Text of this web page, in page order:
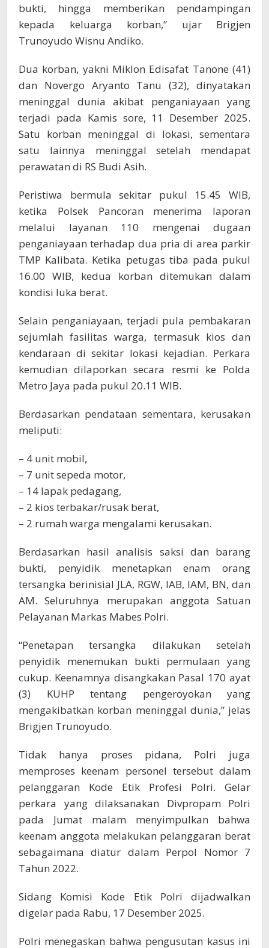
bukti, hingga memberikan pendampingan
kepada keluarga korban,” ujar Brigjen
Trunoyudo Wisnu Andiko.
Dua korban, yakni Miklon Edisafat Tanone (41)
dan Novergo Aryanto Tanu (32), dinyatakan
meninggal dunia akibat penganiayaan yang
terjadi pada Kamis sore, 11 Desember 2025.
Satu korban meninggal di lokasi, sementara
satu lainnya meninggal setelah mendapat
perawatan di RS Budi Asih.
Peristiwa bermula sekitar pukul 15.45 WIB,
ketika Polsek Pancoran menerima laporan
melalui layanan 110 mengenai dugaan
penganiayaan terhadap dua pria di area parkir
TMP Kalibata. Ketika petugas tiba pada pukul
16.00 WIB, kedua korban ditemukan dalam
kondisi luka berat.
Selain penganiayaan, terjadi pula pembakaran
sejumlah fasilitas warga, termasuk kios dan
kendaraan di sekitar lokasi kejadian. Perkara
kemudian dilaporkan secara resmi ke Polda
Metro Jaya pada pukul 20.11 WIB.
Berdasarkan pendataan sementara, kerusakan
meliputi:
– 4 unit mobil,
– 7 unit sepeda motor,
– 14 lapak pedagang,
– 2 kios terbakar/rusak berat,
– 2 rumah warga mengalami kerusakan.
Berdasarkan hasil analisis saksi dan barang
bukti, penyidik menetapkan enam orang
tersangka berinisial JLA, RGW, IAB, IAM, BN, dan
AM. Seluruhnya merupakan anggota Satuan
Pelayanan Markas Mabes Polri.
“Penetapan tersangka dilakukan setelah
penyidik menemukan bukti permulaan yang
cukup. Keenamnya disangkakan Pasal 170 ayat
(3) KUHP tentang pengeroyokan yang
mengakibatkan korban meninggal dunia,” jelas
Brigjen Trunoyudo.
Tidak hanya proses pidana, Polri juga
memproses keenam personel tersebut dalam
pelanggaran Kode Etik Profesi Polri. Gelar
perkara yang dilaksanakan Divpropam Polri
pada Jumat malam menyimpulkan bahwa
keenam anggota melakukan pelanggaran berat
sebagaimana diatur dalam Perpol Nomor 7
Tahun 2022.
Sidang Komisi Kode Etik Polri dijadwalkan
digelar pada Rabu, 17 Desember 2025.
Polri menegaskan bahwa pengusutan kasus ini